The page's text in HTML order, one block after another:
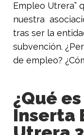
Empleo Utrera”
nuestra
tras ser la
subvención.
de empleo?
¿Qué
Inserta